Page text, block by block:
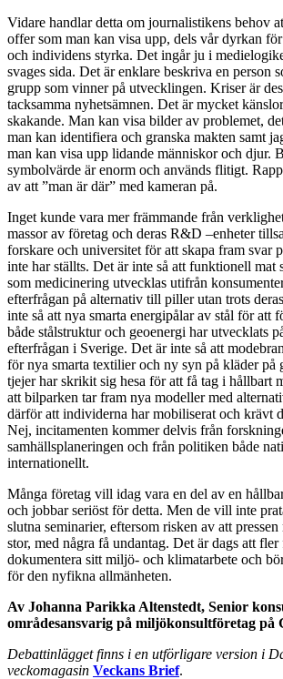
Vidare handlar detta om journalistikens behov
offer som man kan visa upp, dels vår dyrkan
och individens styrka. Det ingår ju i
svages sida. Det är enklare beskriva en person
grupp som vinner på utvecklingen. Kriser är
tacksamma nyhetsämnen. Det är mycket
skakande. Man kan visa bilder av problemet,
man kan identifiera och granska makten samt
man kan visa upp lidande människor och djur.
symbolvärde är enorm och används flitigt.
av att ”man är där” med kameran på.
Inget kunde vara mer främmande från
massor av företag och deras R&D –enheter
forskare och universitet för att skapa fram svar
inte har ställts. Det är inte så att funktionell mat
som medicinering utvecklas utifrån
efterfrågan på alternativ till piller utan trots
inte så att nya smarta energipålar av stål för att
både stålstruktur och geoenergi har utvecklats
efterfrågan i Sverige. Det är inte så att
för nya smarta textilier och ny syn på kläder på
tjejer har skrikit sig hesa för att få tag i hållbart
att bilparken tar fram nya modeller med
därför att individerna har mobiliserat och krävt
Nej, incitamenten kommer delvis från
samhällsplaneringen och från politiken både
internationellt.
Många företag vill idag vara en del av en
och jobbar seriöst för detta. Men de vill inte
slutna seminarier, eftersom risken av att
stor, med några få undantag. Det är dags att
dokumentera sitt miljö- och klimatarbete och
för den nyfikna allmänheten.
Av Johanna Parikka Altenstedt, Senior
områdesansvarig på miljökonsultföretag på
Debattinlägget finns i en utförligare version i
veckomagasin Veckans Brief.